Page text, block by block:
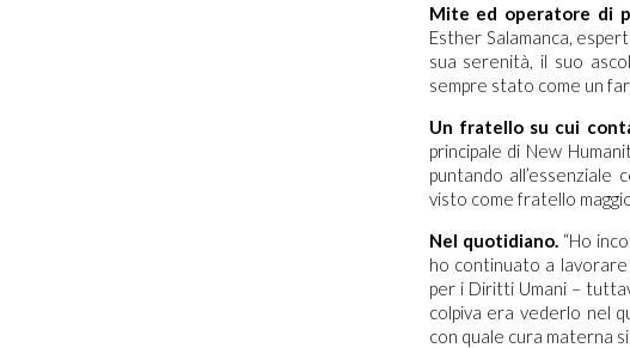
Mite ed operatore di
Esther Salamanca,
sua serenità, il suo
sempre stato come un
Un fratello su cui
principale di New
puntando all’essenziale
visto come fratello
Nel quotidiano.“Ho
ho continuato a
per i Diritti Umani –
colpiva era vederlo nel
con quale cura materna